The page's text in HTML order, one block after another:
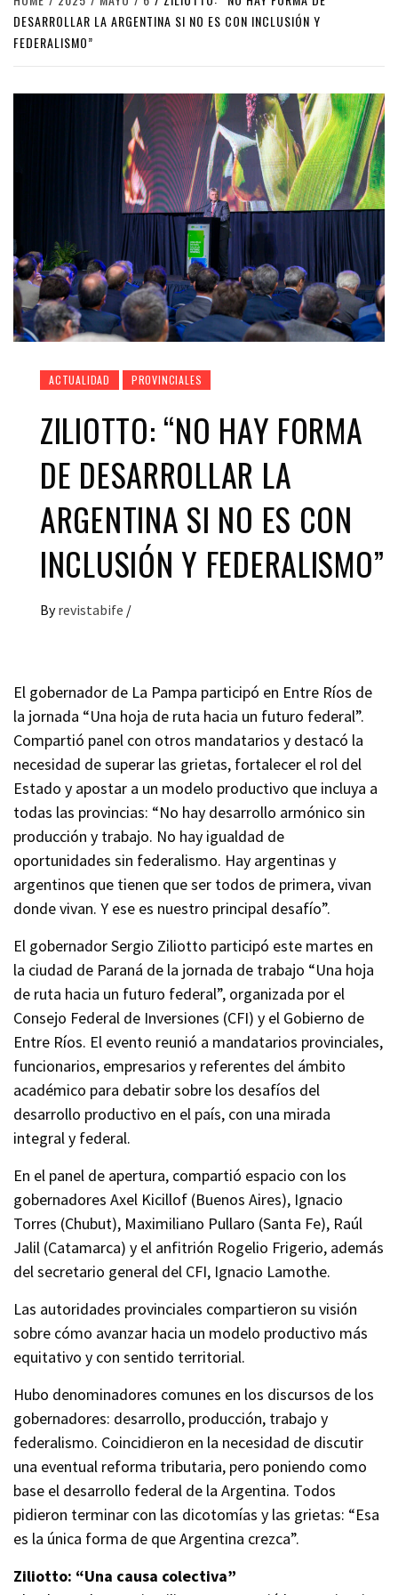
DESARROLLAR LA ARGENTINA SI NO ES CON INCLUSIÓN Y
FEDERALISMO”
ACTUALIDAD PROVINCIALES
ZILIOTTO: “NO HAY FORMA
DE DESARROLLAR LA
ARGENTINA SI NO ES CON
INCLUSIÓN Y FEDERALISMO”
By revistabife /
El gobernador de La Pampa participó en Entre Ríos de
la jornada “Una hoja de ruta hacia un futuro federal”.
Compartió panel con otros mandatarios y destacó la
necesidad de superar las grietas, fortalecer el rol del
Estado y apostar a un modelo productivo que incluya a
todas las provincias: “No hay desarrollo armónico sin
producción y trabajo. No hay igualdad de
oportunidades sin federalismo. Hay argentinas y
argentinos que tienen que ser todos de primera, vivan
donde vivan. Y ese es nuestro principal desafío”.
El gobernador Sergio Ziliotto participó este martes en
la ciudad de Paraná de la jornada de trabajo “Una hoja
de ruta hacia un futuro federal”, organizada por el
Consejo Federal de Inversiones (CFI) y el Gobierno de
Entre Ríos. El evento reunió a mandatarios provinciales,
funcionarios, empresarios y referentes del ámbito
académico para debatir sobre los desafíos del
desarrollo productivo en el país, con una mirada
integral y federal.
En el panel de apertura, compartió espacio con los
gobernadores Axel Kicillof (Buenos Aires), Ignacio
Torres (Chubut), Maximiliano Pullaro (Santa Fe), Raúl
Jalil (Catamarca) y el anfitrión Rogelio Frigerio, además
del secretario general del CFI, Ignacio Lamothe.
Las autoridades provinciales compartieron su visión
sobre cómo avanzar hacia un modelo productivo más
equitativo y con sentido territorial.
Hubo denominadores comunes en los discursos de los
gobernadores: desarrollo, producción, trabajo y
federalismo. Coincidieron en la necesidad de discutir
una eventual reforma tributaria, pero poniendo como
base el desarrollo federal de la Argentina. Todos
pidieron terminar con las dicotomías y las grietas: “Esa
es la única forma de que Argentina crezca”.
Ziliotto: “Una causa colectiva”